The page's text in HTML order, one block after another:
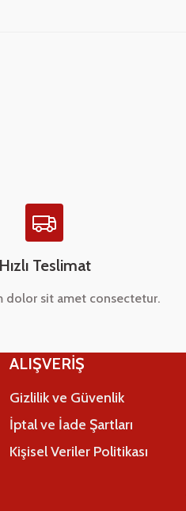
Hızlı Teslimat
dolor sit amet consectetur.
ALIŞVERİŞ
Gizlilik ve Güvenlik
İptal ve İade Şartları
Kişisel Veriler Politikası